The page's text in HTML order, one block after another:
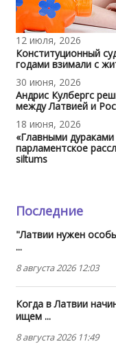
12 июля, 2026
Конституционный
годами взимали с
30 июня, 2026
Андрис Кулбергс
между Латвией и
18 июня, 2026
«Главными
парламентское
siltums
Последние
"Латвии нужен
...
8 августа 2026 12:03
Когда в Латвии
ищем ...
8 августа 2026 11:49